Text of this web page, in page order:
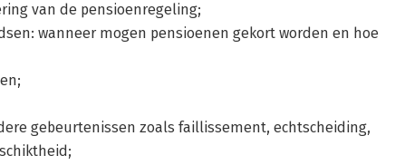
van de pensioenregeling;
wanneer mogen pensioenen gekort worden en hoe
gebeurtenissen zoals faillissement, echtscheiding,